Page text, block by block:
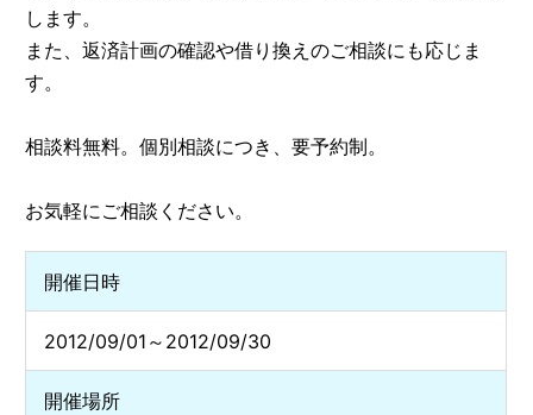
します。
また、返済計画の確認や借り換えのご相談にも応じま
す。
相談料無料。個別相談につき、要予約制。
お気軽にご相談ください。
開催日時
2012/09/01～2012/09/30
開催場所